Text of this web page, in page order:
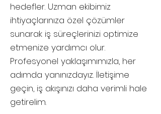
hedefler. Uzman ekibimiz
ihtiyaçlarınıza özel çözümler
sunarak iş süreçlerinizi optimize
etmenize yardımcı olur.
Profesyonel yaklaşımımızla, her
adımda yanınızdayız. İletişime
geçin, iş akışınızı daha verimli hale
getirelim.